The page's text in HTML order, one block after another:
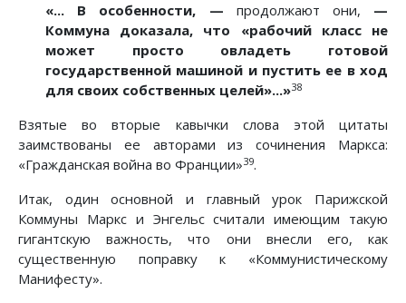
«... В особенности, — продолжают они, —
Коммуна доказала, что «рабочий класс не
может просто овладеть готовой
государственной машиной и пустить ее в ход
для своих собственных целей»...»38
Взятые во вторые кавычки слова этой цитаты
заимствованы ее авторами из сочинения Маркса:
«Гражданская война во Франции»39.
Итак, один основной и главный урок Парижской
Коммуны Маркс и Энгельс считали имеющим такую
гигантскую важность, что они внесли его, как
существенную поправку к «Коммунистическому
Манифесту».